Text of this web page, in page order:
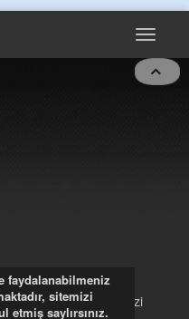
Toggle
Cerrahoğlu İşmerkezi
faydalanabilmeniz
sitemizi
etmiş saylırsınız.